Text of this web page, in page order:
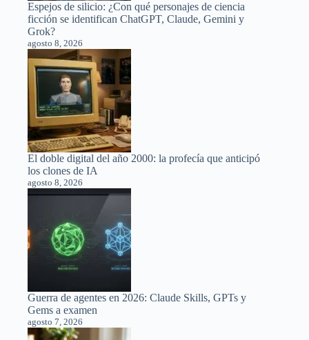
Espejos de silicio: ¿Con qué personajes de ciencia
ficción se identifican ChatGPT, Claude, Gemini y
Grok?
agosto 8, 2026
El doble digital del año 2000: la profecía que anticipó
los clones de IA
agosto 8, 2026
Guerra de agentes en 2026: Claude Skills, GPTs y
Gems a examen
agosto 7, 2026